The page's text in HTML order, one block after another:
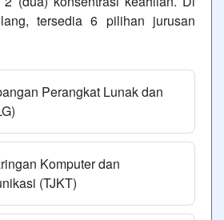
tersedia 6 pilihan jurusan
Perangkat Lunak dan
Komputer dan
(TJKT)